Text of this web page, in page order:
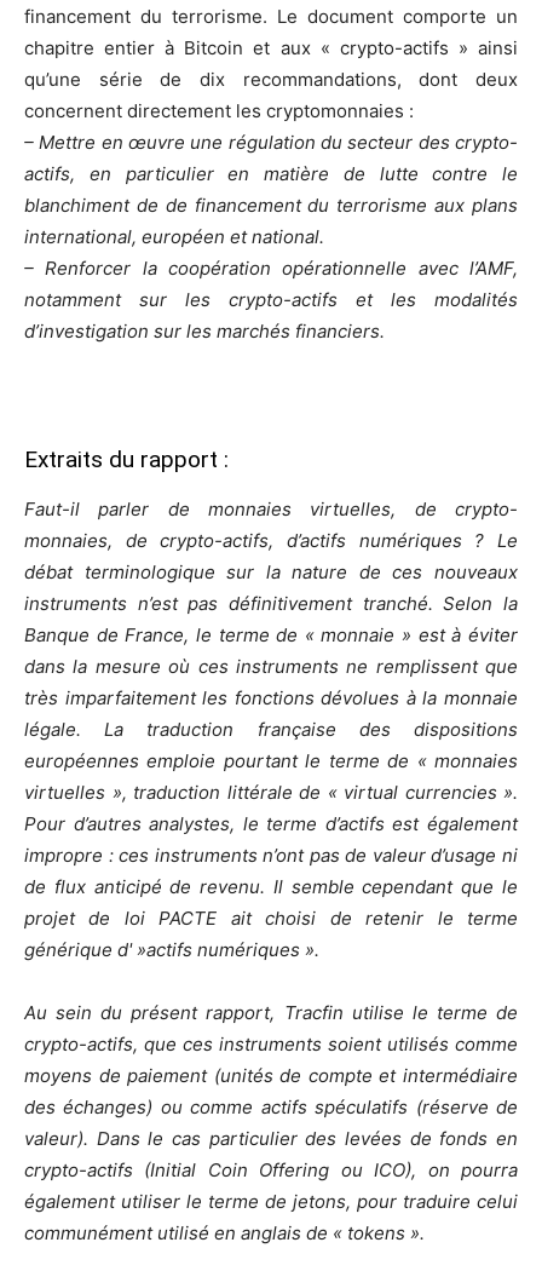
financement du terrorisme. Le document comporte un
chapitre entier à Bitcoin et aux « crypto-actifs » ainsi
qu’une série de dix recommandations, dont deux
concernent directement les cryptomonnaies :
– Mettre en œuvre une régulation du secteur des crypto-
actifs, en particulier en matière de lutte contre le
blanchiment de de financement du terrorisme aux plans
international, européen et national.
– Renforcer la coopération opérationnelle avec l’AMF,
notamment sur les crypto-actifs et les modalités
d’investigation sur les marchés financiers.
Extraits du rapport :
Faut-il parler de monnaies virtuelles, de crypto-
monnaies, de crypto-actifs, d’actifs numériques ? Le
débat terminologique sur la nature de ces nouveaux
instruments n’est pas définitivement tranché. Selon la
Banque de France, le terme de « monnaie » est à éviter
dans la mesure où ces instruments ne remplissent que
très imparfaitement les fonctions dévolues à la monnaie
légale. La traduction française des dispositions
européennes emploie pourtant le terme de « monnaies
virtuelles », traduction littérale de « virtual currencies ».
Pour d’autres analystes, le terme d’actifs est également
impropre : ces instruments n’ont pas de valeur d’usage ni
de flux anticipé de revenu. Il semble cependant que le
projet de loi PACTE ait choisi de retenir le terme
générique d' »actifs numériques ».
Au sein du présent rapport, Tracfin utilise le terme de
crypto-actifs, que ces instruments soient utilisés comme
moyens de paiement (unités de compte et intermédiaire
des échanges) ou comme actifs spéculatifs (réserve de
valeur). Dans le cas particulier des levées de fonds en
crypto-actifs (Initial Coin Offering ou ICO), on pourra
également utiliser le terme de jetons, pour traduire celui
communément utilisé en anglais de « tokens ».